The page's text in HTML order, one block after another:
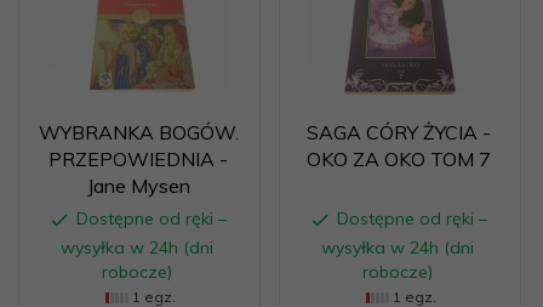
WYBRANKA BOGÓW.
PRZEPOWIEDNIA -
Jane Mysen
Dostępne od ręki –
wysyłka w 24h (dni
robocze)
1 egz.
SAGA CÓRY ŻYCIA -
OKO ZA OKO TOM 7
Dostępne od ręki –
wysyłka w 24h (dni
robocze)
1 egz.